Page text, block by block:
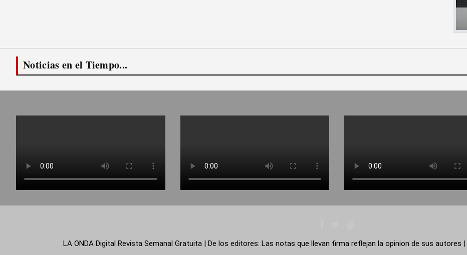
Noticias en el Tiempo...
LA ONDA Digital Revista Semanal Gratuita | De los editores: Las notas que llevan firma reflejan la opinion de sus autores